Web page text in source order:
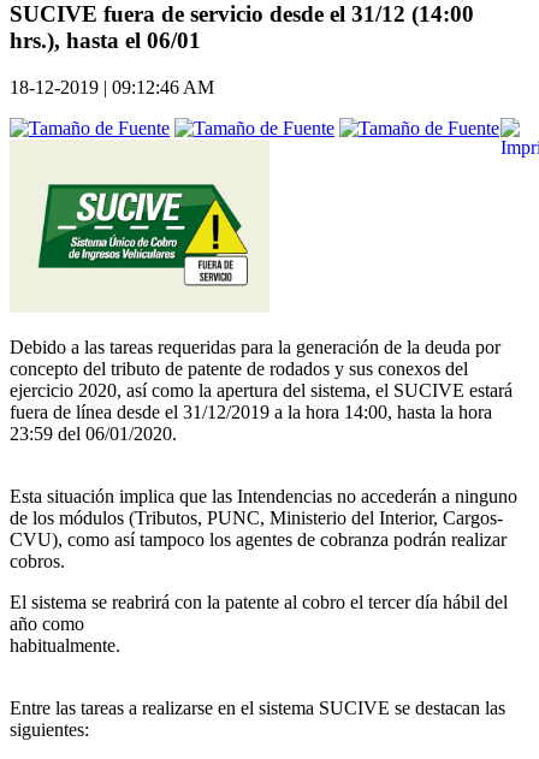
SUCIVE fuera de servicio desde el 31/12 (14:00
hrs.), hasta el 06/01
18-12-2019 | 09:12:46 AM
Debido a las tareas requeridas para la generación de la deuda por
concepto del tributo de patente de rodados y sus conexos del
ejercicio 2020, así como la apertura del sistema, el SUCIVE estará
fuera de línea desde el 31/12/2019 a la hora 14:00, hasta la hora
23:59 del 06/01/2020.
Esta situación implica que las Intendencias no accederán a ninguno
de los módulos (Tributos, PUNC, Ministerio del Interior, Cargos-
CVU), como así tampoco los agentes de cobranza podrán realizar
cobros.
El sistema se reabrirá con la patente al cobro el tercer día hábil del
año como
habitualmente.
Entre las tareas a realizarse en el sistema SUCIVE se destacan las
siguientes: